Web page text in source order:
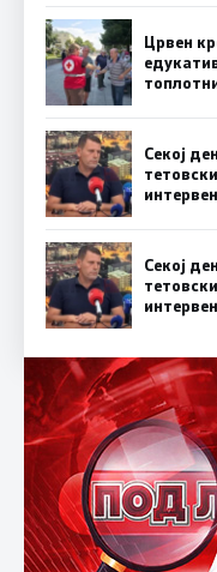
Црвен
Секој
Секој